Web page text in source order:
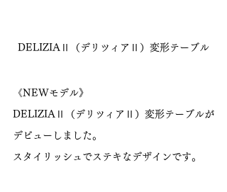
DELIZIAⅡ（デリツィアⅡ）変形テーブル
《NEWモデル》
DELIZIAⅡ（デリツィアⅡ）変形テーブルが
デビューしました。
スタイリッシュでステキなデザインです。